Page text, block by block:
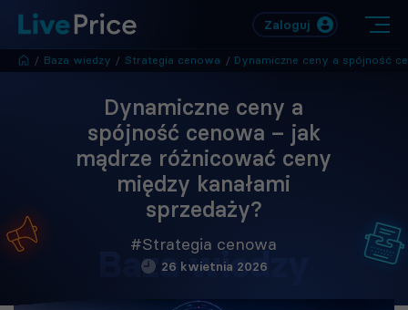
Zaloguj
/ Baza wiedzy / Strategia cenowa / Dynamiczne ceny a spójność cenowa – jak mądrze różnicować ceny między
Dynamiczne ceny a
spójność cenowa – jak
mądrze różnicować ceny
między kanałami
sprzedaży?
#Strategia cenowa
26 kwietnia 2026
Baza wiedzy